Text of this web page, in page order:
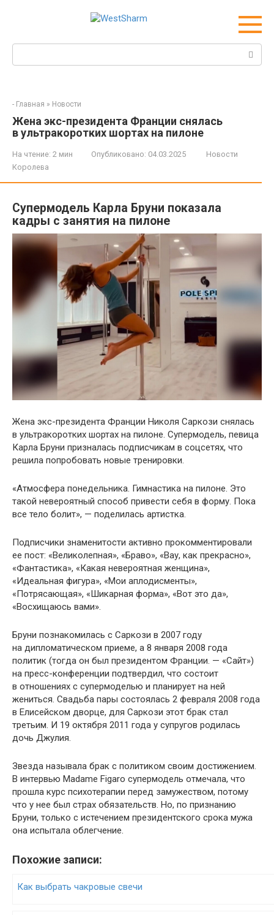
- Главная » Новости
Жена экс-президента Франции снялась
в ультракоротких шортах на пилоне
На чтение: 2 мин Опубликовано: 04.03.2025
Новости
Королева
Супермодель Карла Бруни показала
кадры с занятия на пилоне
Жена экс-президента Франции Николя Саркози снялась
в ультракоротких шортах на пилоне. Супермодель, певица
Карла Бруни призналась подписчикам в соцсетях, что
решила попробовать новые тренировки.
«Атмосфера понедельника. Гимнастика на пилоне. Это
такой невероятный способ привести себя в форму. Пока
все тело болит», — поделилась артистка.
Подписчики знаменитости активно прокомментировали
ее пост: «Великолепная», «Браво», «Вау, как прекрасно»,
«Фантастика», «Какая невероятная женщина»,
«Идеальная фигура», «Мои аплодисменты»,
«Потрясающая», «Шикарная форма», «Вот это да»,
«Восхищаюсь вами».
Бруни познакомилась с Саркози в 2007 году
на дипломатическом приеме, а 8 января 2008 года
политик (тогда он был президентом Франции. — «Сайт»)
на пресс-конференции подтвердил, что состоит
в отношениях с супермоделью и планирует на ней
жениться. Свадьба пары состоялась 2 февраля 2008 года
в Елисейском дворце, для Саркози этот брак стал
третьим. И 19 октября 2011 года у супругов родилась
дочь Джулия.
Звезда называла брак с политиком своим достижением.
В интервью Madame Figaro супермодель отмечала, что
прошла курс психотерапии перед замужеством, потому
что у нее был страх обязательств. Но, по признанию
Бруни, только с истечением президентского срока мужа
она испытала облегчение.
Похожие записи:
Как выбрать чакровые свечи